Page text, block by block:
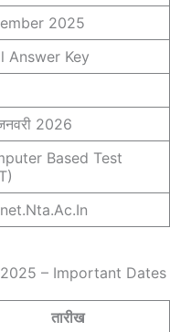
2025
Answer Key
2026
Based Test
– Important Dates
तारीख